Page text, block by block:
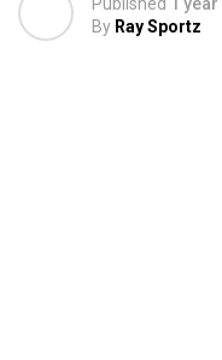
By Ray Sportz